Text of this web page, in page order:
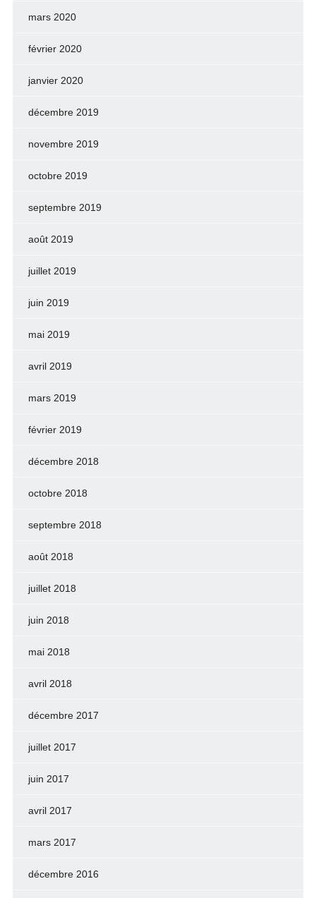
mars 2020
février 2020
janvier 2020
décembre 2019
novembre 2019
octobre 2019
septembre 2019
août 2019
juillet 2019
juin 2019
mai 2019
avril 2019
mars 2019
février 2019
décembre 2018
octobre 2018
septembre 2018
août 2018
juillet 2018
juin 2018
mai 2018
avril 2018
décembre 2017
juillet 2017
juin 2017
avril 2017
mars 2017
décembre 2016